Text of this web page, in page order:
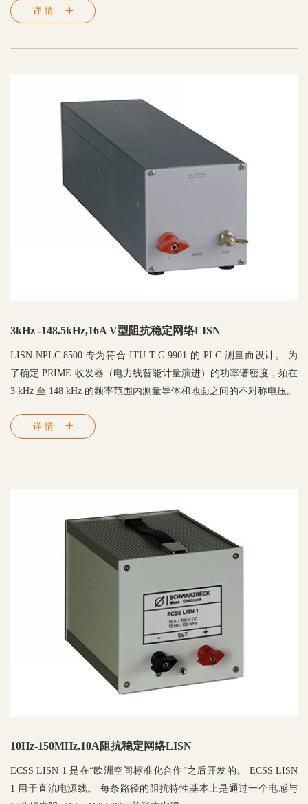
详情
3kHz -148.5kHz,16A V型阻抗稳定网络LISN
LISN NPLC 8500 专为符合 ITU-T G.9901 的 PLC 测量而设计。 为
了确定 PRIME 收发器（电力线智能计量演进）的功率谱密度，须在
3 kHz 至 148 kHz 的频率范围内测量导体和地面之间的不对称电压。
详情
10Hz-150MHz,10A阻抗稳定网络LISN
ECSS LISN 1 是在“欧洲空间标准化合作”之后开发的。 ECSS LISN
1 用于直流电源线。 每条路径的阻抗特性基本上是通过一个电感与